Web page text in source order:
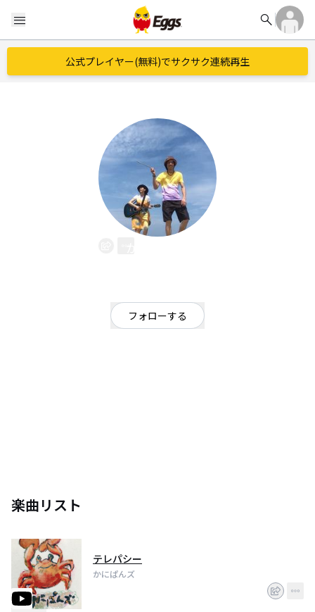
menu search
公式プレイヤー(無料)でサクサク連続再生
フォローする
楽曲リスト
テレパシー
かにぱんズ